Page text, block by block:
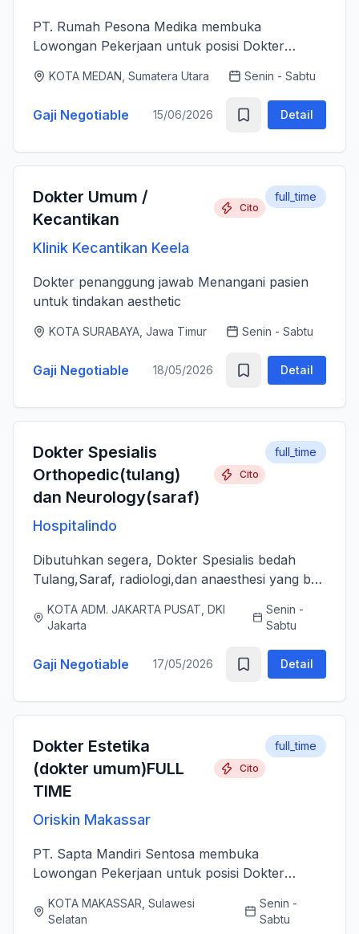
PT. Rumah Pesona Medika membuka
Lowongan Pekerjaan untuk posisi Dokter
layanan medis estetika yang aman, profesional
dan berkualitas tinggi sesuai standar k...
KOTA MEDAN, Sumatera Utara Senin - Sabtu
Gaji Negotiable 15/06/2026 Detail
Dokter Umum /
Kecantikan
Cito
Klinik Kecantikan Keela
full_time
Dokter penanggung jawab Menangani pasien
untuk tindakan aesthetic
KOTA SURABAYA, Jawa Timur Senin - Sabtu
Gaji Negotiable 18/05/2026 Detail
Dokter Spesialis
Orthopedic(tulang)
dan Neurology(saraf)
Cito
Hospitalindo
full_time
Dibutuhkan segera, Dokter Spesialis bedah
Tulang,Saraf, radiologi,dan anaesthesi yang bs
ramah dan berjiwa sosial. Bersedia bergabung
KOTA ADM. JAKARTA PUSAT, DKI
Jakarta
Senin -
Sabtu
Gaji Negotiable 17/05/2026 Detail
Dokter Estetika
(dokter umum)FULL
TIME
Cito
Oriskin Makassar
full_time
PT. Sapta Mandiri Sentosa membuka
Lowongan Pekerjaan untuk posisi Dokter
jawab memberikan layanan medis estetika yang
KOTA MAKASSAR, Sulawesi
Selatan
Senin -
Sabtu